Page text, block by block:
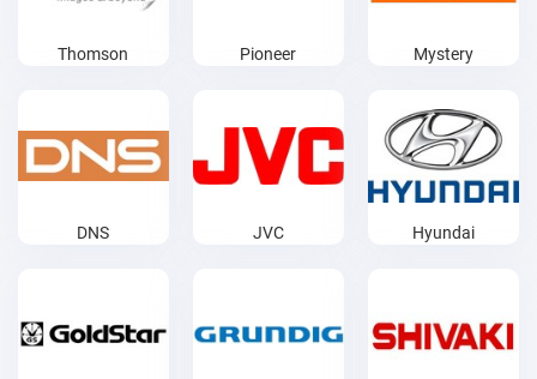
Thomson Pioneer Mystery
DNS JVC Hyundai